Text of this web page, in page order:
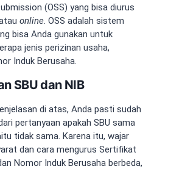
(OSS) yang bisa diurus
online. OSS adalah sistem
bisa Anda gunakan untuk
jenis perizinan usaha,
Induk Berusaha.
SBU dan NIB
di atas, Anda pasti sudah
pertanyaan apakah SBU sama
tidak sama. Karena itu, wajar
dan cara mengurus Sertifikat
Nomor Induk Berusaha berbeda,